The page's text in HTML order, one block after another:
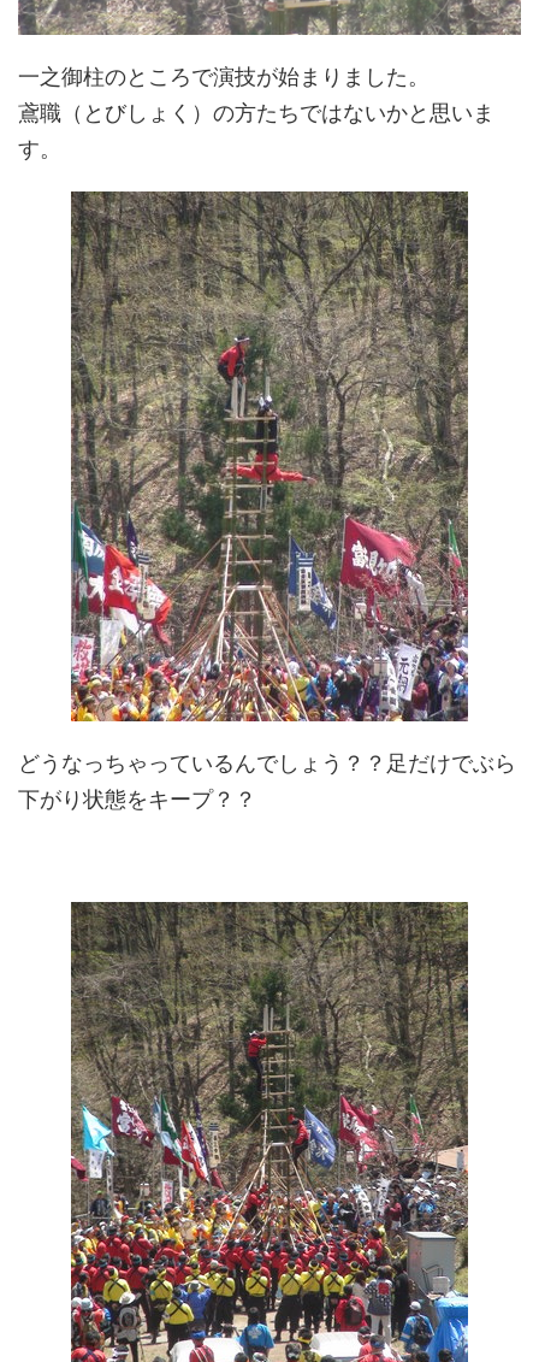
一之御柱のところで演技が始まりました。
鳶職（とびしょく）の方たちではないかと思いま
す。
どうなっちゃっているんでしょう？？足だけでぶら
下がり状態をキープ？？